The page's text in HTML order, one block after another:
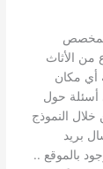
من الأثاث
أي مكان
أسئلة حول
خلال النموذج
بريد
بالموقع ..